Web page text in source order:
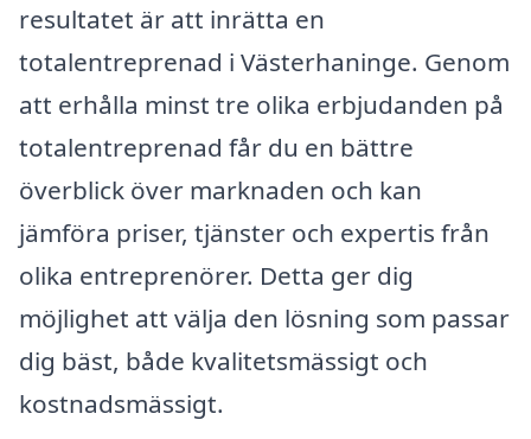
resultatet är att inrätta en
totalentreprenad i Västerhaninge. Genom
att erhålla minst tre olika erbjudanden på
totalentreprenad får du en bättre
överblick över marknaden och kan
jämföra priser, tjänster och expertis från
olika entreprenörer. Detta ger dig
möjlighet att välja den lösning som passar
dig bäst, både kvalitetsmässigt och
kostnadsmässigt.